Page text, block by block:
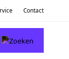
Contact